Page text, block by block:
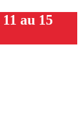
au 15